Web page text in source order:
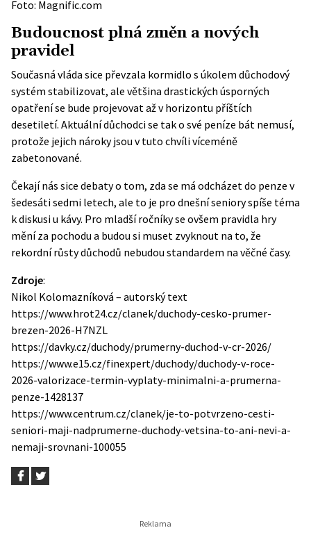
Foto: Magnific.com
Budoucnost plná změn a nových
pravidel
Současná vláda sice převzala kormidlo s úkolem důchodový
systém stabilizovat, ale většina drastických úsporných
opatření se bude projevovat až v horizontu příštích
desetiletí. Aktuální důchodci se tak o své peníze bát nemusí,
protože jejich nároky jsou v tuto chvíli víceméně
zabetonované.
Čekají nás sice debaty o tom, zda se má odcházet do penze v
šedesáti sedmi letech, ale to je pro dnešní seniory spíše téma
k diskusi u kávy. Pro mladší ročníky se ovšem pravidla hry
mění za pochodu a budou si muset zvyknout na to, že
rekordní růsty důchodů nebudou standardem na věčné časy.
Zdroje:
Nikol Kolomazníková – autorský text
https://www.hrot24.cz/clanek/duchody-cesko-prumer-
brezen-2026-H7NZL
https://davky.cz/duchody/prumerny-duchod-v-cr-2026/
https://www.e15.cz/finexpert/duchody/duchody-v-roce-
2026-valorizace-termin-vyplaty-minimalni-a-prumerna-
penze-1428137
https://www.centrum.cz/clanek/je-to-potvrzeno-cesti-
seniori-maji-nadprumerne-duchody-vetsina-to-ani-nevi-a-
nemaji-srovnani-100055